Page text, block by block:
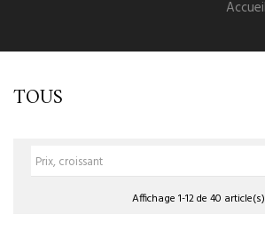
Accueil
TOUS
Prix, croissant
Affichage 1-12 de 40 article(s)